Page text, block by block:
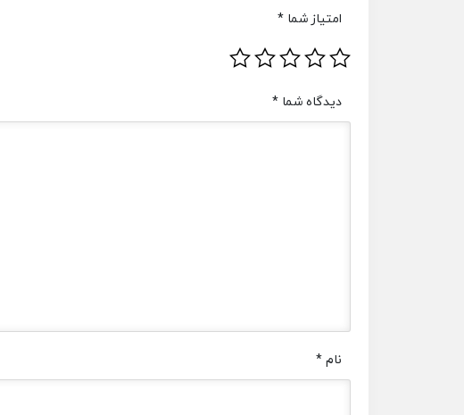
امتیاز شما *
دیدگاه شما *
نام*